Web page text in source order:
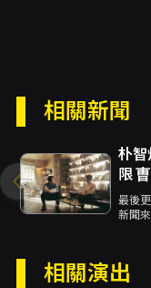
有技術性的
節奏轉換與空
之間體會芭蕾
在場域營造扮
暗、方向變化
動，使舞台不
到古典技巧在
相關新聞
朴
限
最後
新聞
相關演出